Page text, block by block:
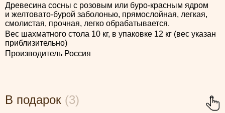
Древесина сосны с розовым или буро-красным ядром
и желтовато-бурой заболонью, прямослойная, легкая,
смолистая, прочная, легко обрабатывается.
Вес шахматного стола 10 кг, в упаковке 12 кг (вес указан
приблизительно)
Производитель Россия
В подарок (3)